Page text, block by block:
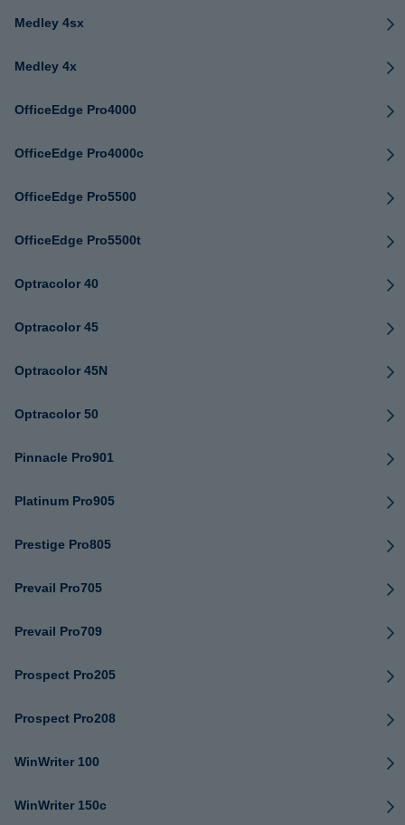
Medley 4sx
Medley 4x
OfficeEdge Pro4000
OfficeEdge Pro4000c
OfficeEdge Pro5500
OfficeEdge Pro5500t
Optracolor 40
Optracolor 45
Optracolor 45N
Optracolor 50
Pinnacle Pro901
Platinum Pro905
Prestige Pro805
Prevail Pro705
Prevail Pro709
Prospect Pro205
Prospect Pro208
WinWriter 100
WinWriter 150c